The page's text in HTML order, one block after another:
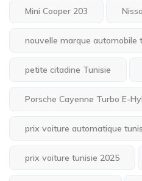
Mini Cooper 203
nouvelle marque automobile
petite citadine Tunisie
Porsche Cayenne Turbo E-
prix voiture automatique
prix voiture tunisie 2025